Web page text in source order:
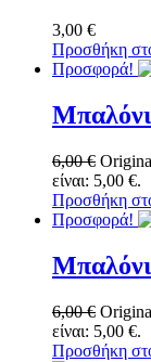
3,00 €
Προσθήκη
Προσφορά!
6,00€
είναι: 5,00 €.
Προσθήκη
Προσφορά!
6,00€
είναι: 5,00 €.
Προσθήκη